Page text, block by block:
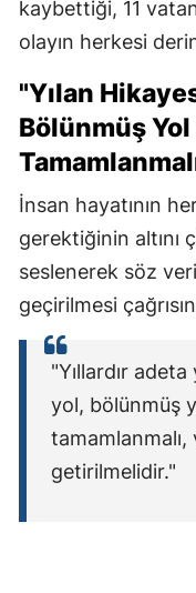
kaybettiği, 11
olayın herkesi
"Yılan
Bölünmüş
İnsan hayatının
gerektiğinin altını
seslenerek söz
geçirilmesi
"Yıllardır
yol, bölünmüş
getirilmelidir."